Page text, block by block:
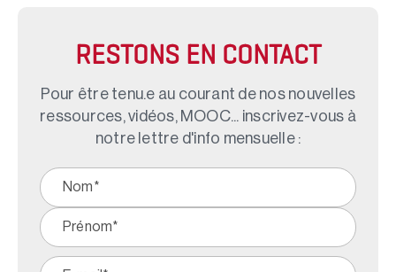
RESTONS EN CONTACT
Pour être tenu.e au courant de nos nouvelles
ressources, vidéos, MOOC... inscrivez-vous à
notre lettre d'info mensuelle :